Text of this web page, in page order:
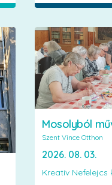
Mosolyból
Szent Vince Otthon
2026. 08. 03.
Kreatív Nefelejcs